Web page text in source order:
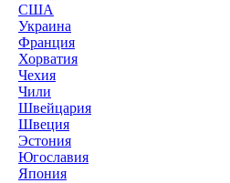
США
Украина
Франция
Хорватия
Чехия
Чили
Швейцария
Швеция
Эстония
Югославия
Япония